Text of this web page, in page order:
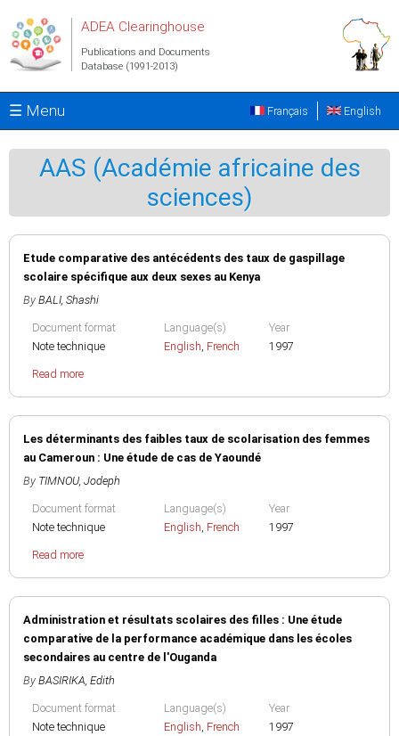
ADEA Clearinghouse
Publications and Documents
Database (1991-2013)
☰ Menu English
Français
AAS (Académie africaine des
sciences)
Etude comparative des antécédents des taux de gaspillage
scolaire spécifique aux deux sexes au Kenya
By BALI, Shashi
Document format
Note technique
Language(s)
English, French
Year
1997
Read more
Les déterminants des faibles taux de scolarisation des femmes
au Cameroun : Une étude de cas de Yaoundé
By TIMNOU, Jodeph
Document format
Note technique
Language(s)
English, French
Year
1997
Read more
Administration et résultats scolaires des filles : Une étude
comparative de la performance académique dans les écoles
secondaires au centre de l'Ouganda
By BASIRIKA, Edith
Document format
Note technique
Language(s)
English, French
Year
1997